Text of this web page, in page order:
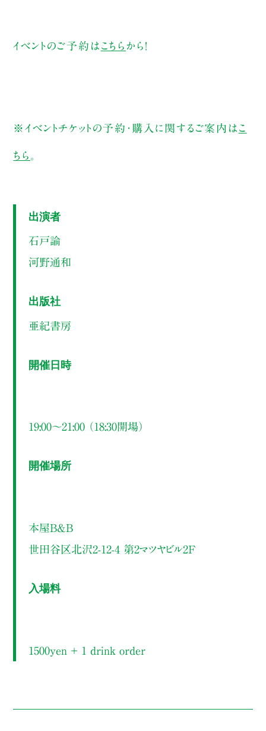
イベントのご予約は こちら から！
※イベントチケットの予約・購入に関するご案内は こ
ちら
出演者
石戸諭
河野通和
出版社
亜紀書房
開催日時
19:00～21:00 （18:30開場）
開催場所
本屋B&B
世田谷区北沢2-12-4 第2マツヤビル2F
入場料
1500yen ＋ 1 drink order